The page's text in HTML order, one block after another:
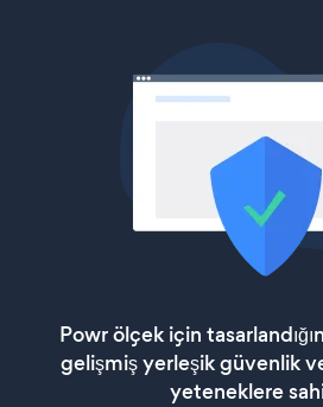
Powr ölçek için
gelişmiş yerleşik güvenlik
yeteneklere